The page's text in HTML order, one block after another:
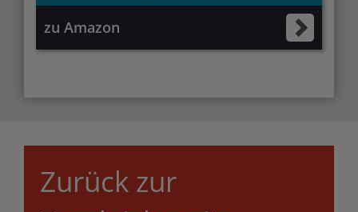
zu Amazon
Zurück zur